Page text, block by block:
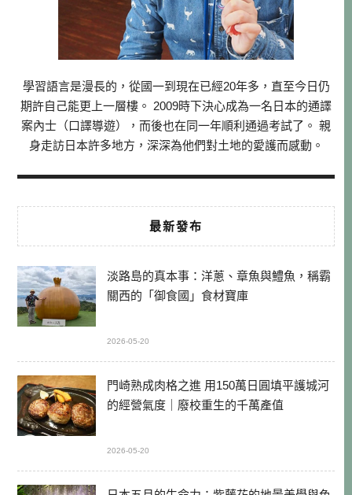
學習語言是漫長的，從國一到現在已經20年多，直至今日仍
期許自己能更上一層樓。 2009時下決心成為一名日本的通譯
案內士（口譯導遊），而後也在同一年順利通過考試了。 親
身走訪日本許多地方，深深為他們對土地的愛護而感動。
最新發布
淡路島的真本事：洋蔥、章魚與鱧魚，稱霸
關西的「御食國」食材寶庫
2026-05-20
門崎熟成肉格之進 用150萬日圓填平護城河
的經營氣度｜廢校重生的千萬產值
2026-05-20